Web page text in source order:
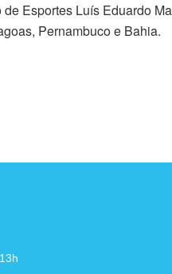
de Esportes Luís Eduardo
Pernambuco e Bahia.